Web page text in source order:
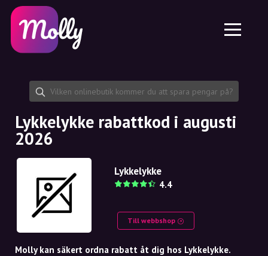
Hudvård
Hårvård
Dela rabattkod
Funktioner
Jobb
Om oss
Samarbete
Plattform
Molly till iPhone och iPad
Molly till Android
SE
EN
SE
NO
NL
Lykkelykke rabattkod i augusti
2026
Lykkelykke
4.4
Till webbshop
Molly kan säkert ordna rabatt åt dig hos Lykkelykke.